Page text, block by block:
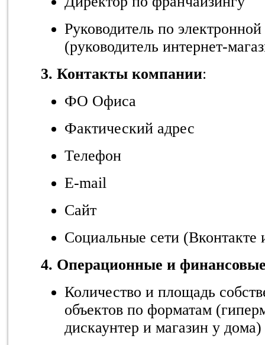
Руководитель по
(руководитель интернет-
3. Контакты компании:
ФО Офиса
Фактический адрес
Телефон
E-mail
Сайт
Социальные сети (Вконтакте
4. Операционные и
Количество и площадь
объектов по форматам
дискаунтер и магазин у дома)